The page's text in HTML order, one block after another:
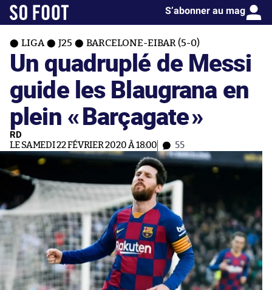
S’abonner au mag
LIGA J25 BARCELONE-EIBAR (5-0)
Un quadruplé de Messi
guide les Blaugrana en
plein «Barçagate»
RD
LE SAMEDI 22 FÉVRIER 2020 À 18:00 55